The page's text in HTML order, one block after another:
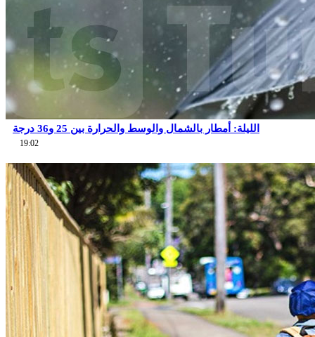
الليلة: أمطار بالشمال والوسط والحرارة بين 25 و36 درجة
19:02